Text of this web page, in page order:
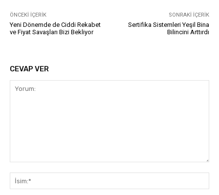
ÖNCEKI İÇERIK
Yeni Dönemde de Ciddi Rekabet
ve Fiyat Savaşları Bizi Bekliyor
SONRAKI İÇERIK
Sertifika Sistemleri Yeşil Bina
Bilincini Arttırdı
CEVAP VER